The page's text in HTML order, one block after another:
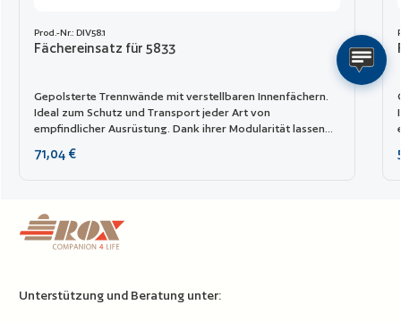
Prod.-Nr.: DIV58.1
Fächereinsatz für 5833
Gepolsterte Trennwände mit verstellbaren Innenfächern.
Ideal zum Schutz und Transport jeder Art von
empfindlicher Ausrüstung. Dank ihrer Modularität lassen
Regulärer Preis:
71,04 €
Unterstützung und Beratung unter: